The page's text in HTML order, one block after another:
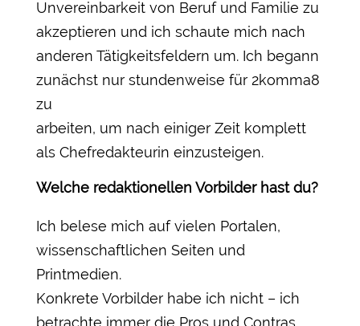
Unvereinbarkeit von Beruf und Familie zu
akzeptieren und ich schaute mich nach
anderen Tätigkeitsfeldern um. Ich begann
zunächst nur stundenweise für 2komma8
zu
arbeiten, um nach einiger Zeit komplett
als Chefredakteurin einzusteigen.
Welche redaktionellen Vorbilder hast du?
Ich belese mich auf vielen Portalen,
wissenschaftlichen Seiten und
Printmedien.
Konkrete Vorbilder habe ich nicht – ich